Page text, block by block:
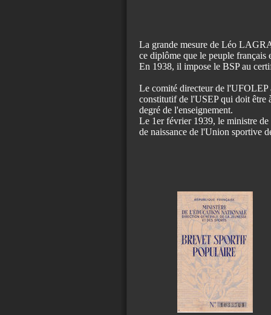
La grande mesure de Léo
ce diplôme que le peuple français
En 1938, il impose le BSP au
Le comité directeur de l'UFOLEP
constitutif de l'USEP qui doit être
degré de l'enseignement.
Le 1er février 1939, le ministre de
de naissance de l'Union sportive